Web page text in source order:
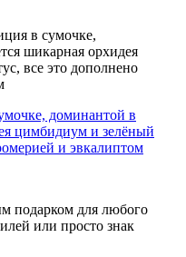
доминантой в
цимбидиум и зелёный
и эвкалиптом
подарком для любого
или просто знак